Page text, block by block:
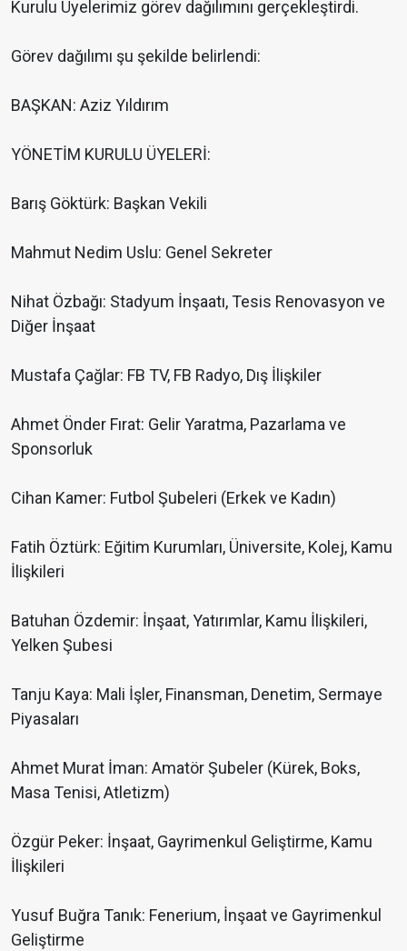
Kurulu Üyelerimiz görev dağılımını gerçekleştirdi.
Görev dağılımı şu şekilde belirlendi:
BAŞKAN: Aziz Yıldırım
YÖNETİM KURULU ÜYELERİ:
Barış Göktürk: Başkan Vekili
Mahmut Nedim Uslu: Genel Sekreter
Nihat Özbağı: Stadyum İnşaatı, Tesis Renovasyon ve
Diğer İnşaat
Mustafa Çağlar: FB TV, FB Radyo, Dış İlişkiler
Ahmet Önder Fırat: Gelir Yaratma, Pazarlama ve
Sponsorluk
Cihan Kamer: Futbol Şubeleri (Erkek ve Kadın)
Fatih Öztürk: Eğitim Kurumları, Üniversite, Kolej, Kamu
İlişkileri
Batuhan Özdemir: İnşaat, Yatırımlar, Kamu İlişkileri,
Yelken Şubesi
Tanju Kaya: Mali İşler, Finansman, Denetim, Sermaye
Piyasaları
Ahmet Murat İman: Amatör Şubeler (Kürek, Boks,
Masa Tenisi, Atletizm)
Özgür Peker: İnşaat, Gayrimenkul Geliştirme, Kamu
İlişkileri
Yusuf Buğra Tanık: Fenerium, İnşaat ve Gayrimenkul
Geliştirme